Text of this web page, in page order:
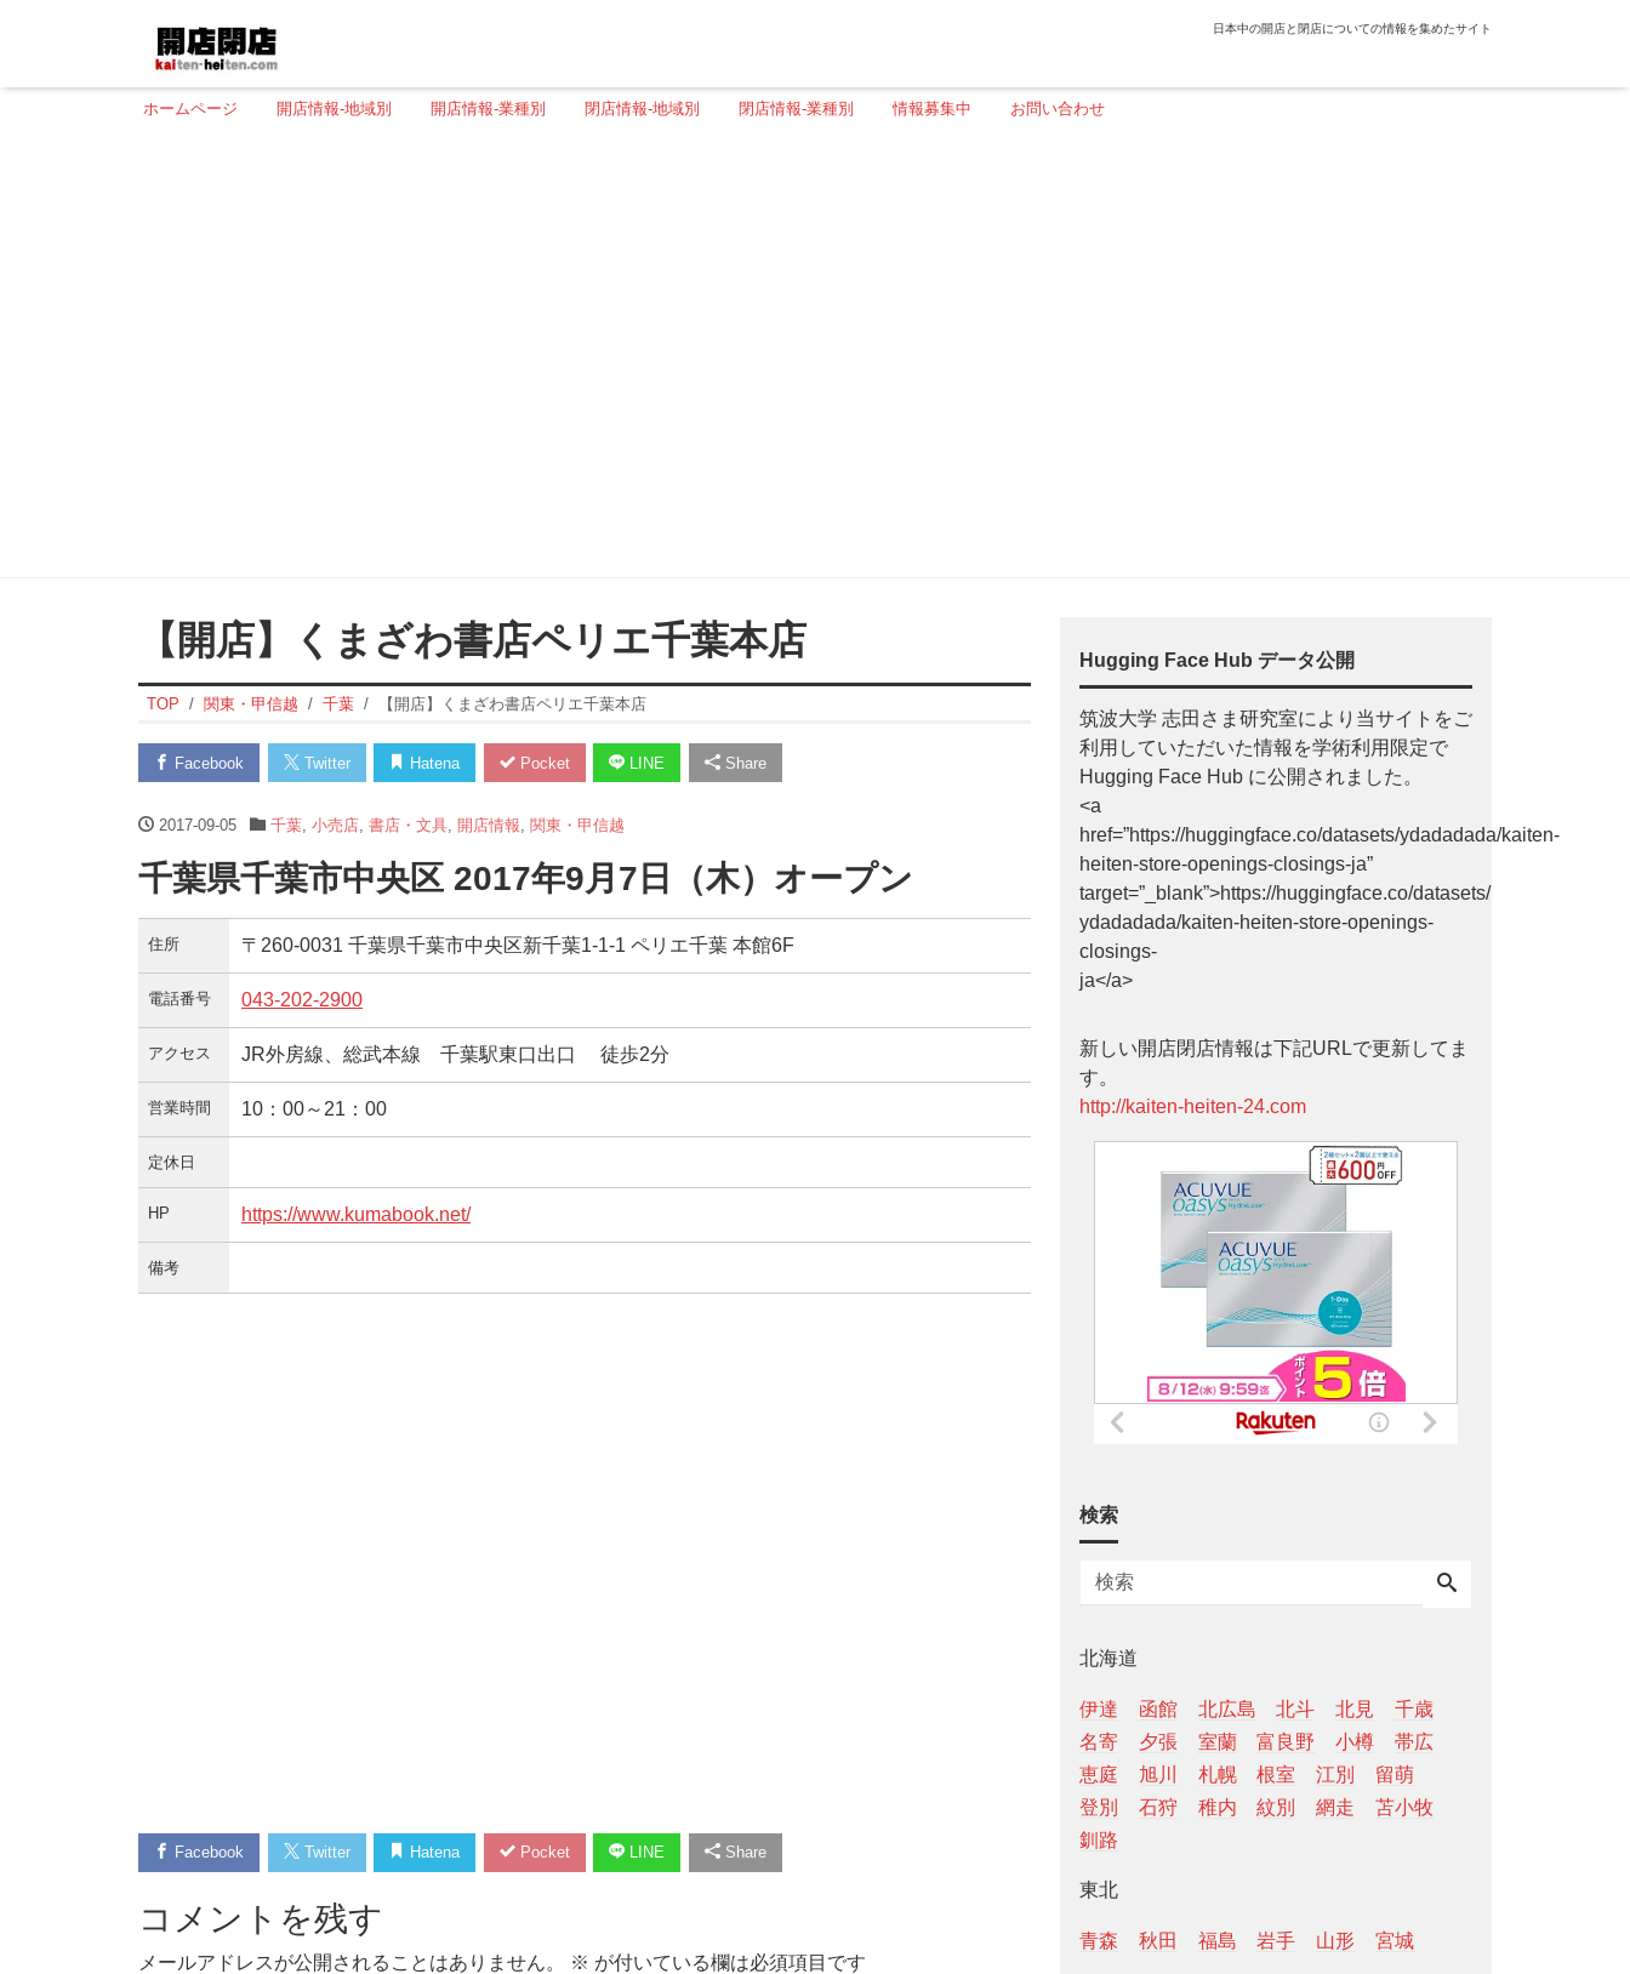
日本中の開店と閉店についての情報を集めたサイト
ホームページ 開店情報-地域別 開店情報-業種別 閉店情報-地域別 閉店情報-業種別 情報募集中 お問い合わせ
【開店】くまざわ書店ペリエ千葉本店
TOP 関東・甲信越 千葉 【開店】くまざわ書店ペリエ千葉本店
Facebook Twitter Hatena Pocket LINE Share
2017-09-05 千葉, 小売店, 書店・文具, 開店情報 関東・甲信越
千葉県千葉市中央区 2017年9月7日（木）オープン
住所 〒260-0031 千葉県千葉市中央区新千葉1-1-1 ペリエ千葉 本館6F
電話番号 043-202-2900
アクセス JR外房線、総武本線 千葉駅東口出口 徒歩2分
営業時間 10：00～21：00
定休日
HP https://www.kumabook.net/
備考
Facebook Twitter Hatena Pocket LINE Share
コメントを残す
メールアドレスが公開されることはありません。 ※ が付いている欄は必須項目です
Hugging Face Hub データ公開
筑波大学 志田さま研究室により当サイトをご
利用していただいた情報を学術利用限定で
Hugging Face Hub に公開されました。
<a
href=”https://huggingface.co/datasets/ydadadada/kaiten-
heiten-store-openings-closings-ja”
target=”_blank”>https://huggingface.co/datasets/
ydadadada/kaiten-heiten-store-openings-
closings-
ja</a>
新しい開店閉店情報は下記URLで更新してま
す。
http://kaiten-heiten-24.com
検索
北海道
伊達 函館 北広島 北斗 北見
千歳
名寄
夕張 室蘭 富良野 小樽
帯広
恵庭
旭川 札幌 根室 江別
留萌
登別
石狩 稚内 紋別 網走
苫小牧
釧路
東北
青森 秋田 福島 岩手 山形 宮城